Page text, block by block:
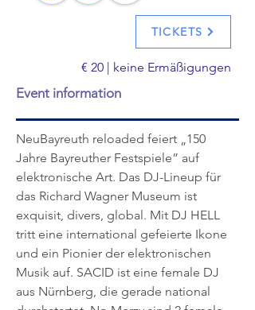
TICKETS
€ 20 | keine Ermäßigungen
Event information
NeuBayreuth reloaded feiert „150
Jahre Bayreuther Festspiele” auf
elektronische Art. Das DJ-Lineup für
das Richard Wagner Museum ist
exquisit, divers, global. Mit DJ HELL
tritt eine international gefeierte Ikone
und ein Pionier der elektronischen
Musik auf. SACID ist eine female DJ
aus Nürnberg, die gerade national